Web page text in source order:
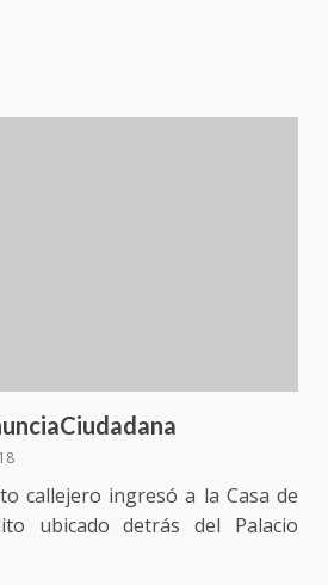
callejero ingresó a la Casa de
ubicado detrás del Palacio